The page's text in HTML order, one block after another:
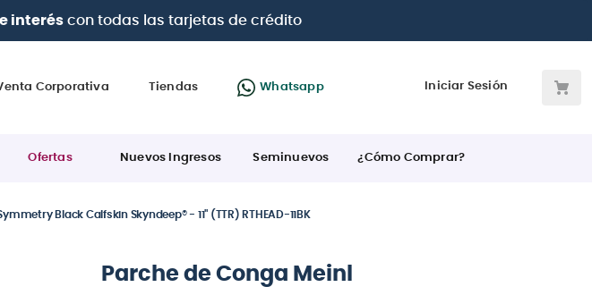
interéscon todas las tarjetas de crédito
Corporativa Tiendas Whatsapp Iniciar Sesión
Ofertas Nuevos Ingresos Seminuevos ¿Cómo Comprar?
Black Calfskin Skyndeep® - 11" (TTR) RTHEAD-11BK
Parche de Conga Meinl